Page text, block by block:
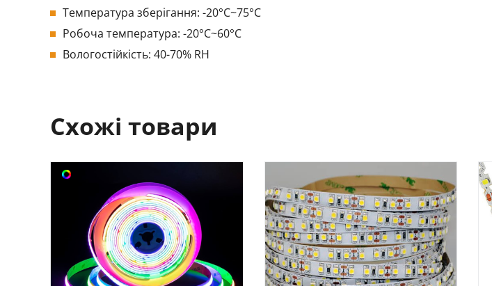
Температура зберігання: -20°C~75°C
Робоча температура: -20°C~60°C
Вологостійкість: 40-70% RH
Схожі товари